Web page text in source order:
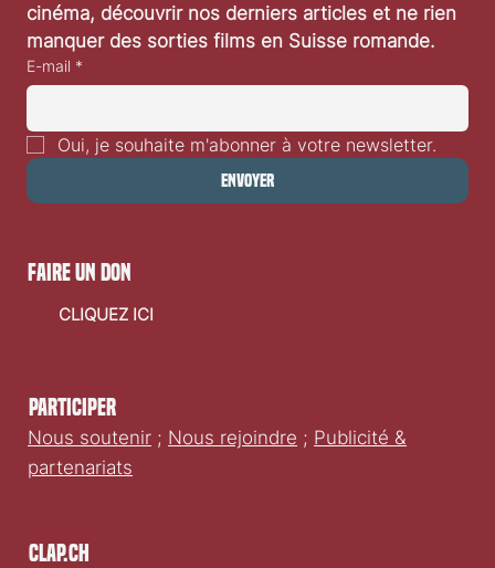
cinéma, découvrir nos derniers articles et ne rien
manquer des sorties films en Suisse romande.
E-mail *
Oui, je souhaite m'abonner à votre newsletter.
Envoyer
Clap.ch
Participer
Nous soutenir ; Nous rejoindre ; Publicité &
partenariats
faire un don
CLIQUEZ ICI